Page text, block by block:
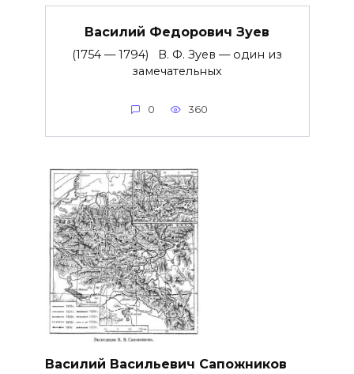
Василий Федорович Зуев
(1754 — 1794) В. Ф. Зуев — один из
замечательных
0 360
Василий Васильевич Сапожников